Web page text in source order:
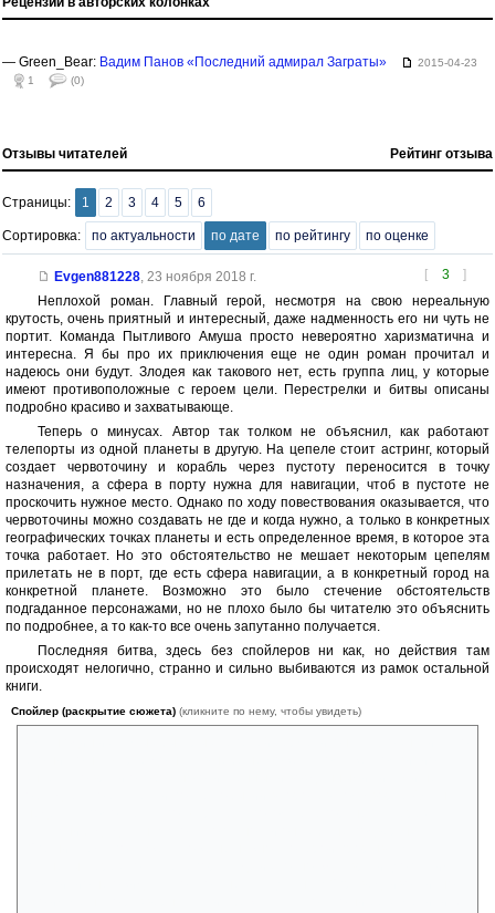
— Green_Bear: Вадим Панов «Последний адмирал Заграты»
2015-04-23
1
(0)
Отзывы читателей Рейтинг отзыва
Страницы: 1 2 3 4 5 6
Сортировка: по актуальности по дате по рейтингу по оценке
[ 3 ]
Evgen881228, 23 ноября 2018 г.
Неплохой роман. Главный герой, несмотря на свою нереальную
крутость, очень приятный и интересный, даже надменность его ни чуть не
портит. Команда Пытливого Амуша просто невероятно харизматична и
интересна. Я бы про их приключения еще не один роман прочитал и
надеюсь они будут. Злодея как такового нет, есть группа лиц, у которые
имеют противоположные с героем цели. Перестрелки и битвы описаны
подробно красиво и захватывающе.
Теперь о минусах. Автор так толком не объяснил, как работают
телепорты из одной планеты в другую. На цепеле стоит астринг, который
создает червоточину и корабль через пустоту переносится в точку
назначения, а сфера в порту нужна для навигации, чтоб в пустоте не
проскочить нужное место. Однако по ходу повествования оказывается, что
червоточины можно создавать не где и когда нужно, а только в конкретных
географических точках планеты и есть определенное время, в которое эта
точка работает. Но это обстоятельство не мешает некоторым цепелям
прилетать не в порт, где есть сфера навигации, а в конкретный город на
конкретной планете. Возможно это было стечение обстоятельств
подгаданное персонажами, но не плохо было бы читателю это объяснить
по подробнее, а то как-то все очень запутанно получается.
Последняя битва, здесь без спойлеров ни как, но действия там
происходят нелогично, странно и сильно выбиваются из рамок остальной
книги.
Спойлер (раскрытие сюжета) (кликните по нему, чтобы увидеть)